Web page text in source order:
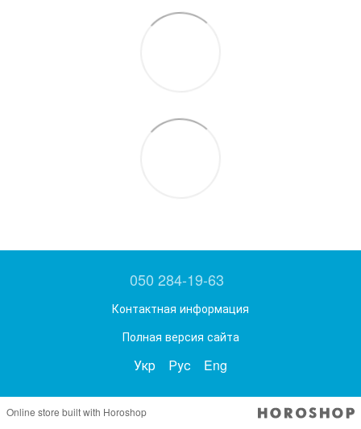
050 284-19-63
Контактная информация
Полная версия сайта
Укр Рус Eng
Online store built with Horoshop